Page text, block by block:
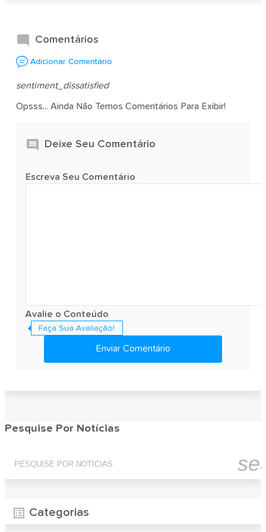
Comentários
Adicionar Comentário
sentiment_dissatisfied
Opsss... Ainda Não Temos Comentários Para Exibir!
Deixe Seu Comentário
Escreva Seu Comentário
Avalie o Conteúdo
Faça Sua Avaliação!
Enviar Comentário
Pesquise Por Notícias
Categorias